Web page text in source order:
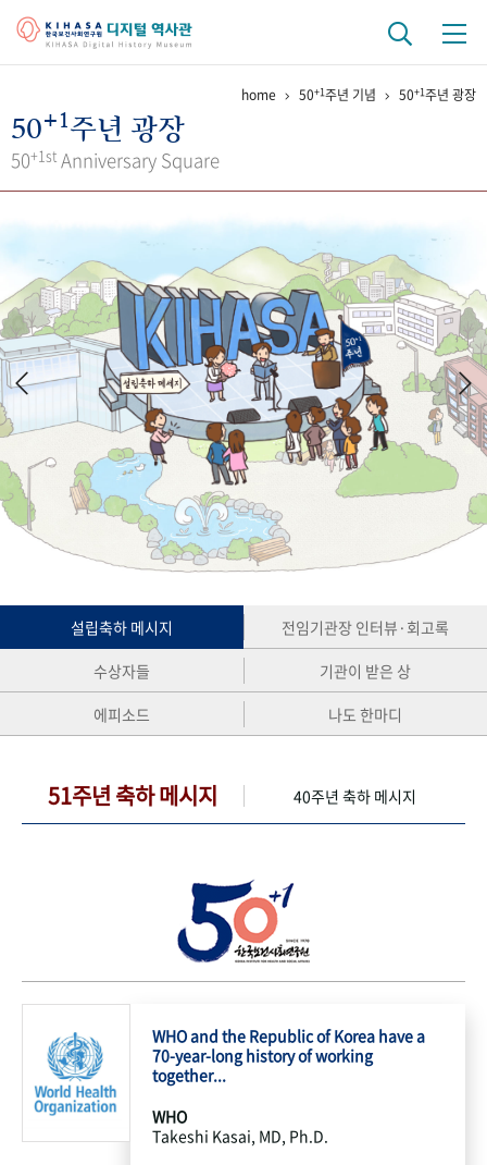
걸어온 길 기관 변천사
키워드로 보는 연구 역사
연구자들
간행물 변천사
기록물 아카이브
사진 아카이브 문서 기록물 행정박물 영상 기록물
50+1 주년 기념
성과 50선 숫자로 보는 50년 50
주년 광장
세계와 함께 한 KIHASA
VR 역사관
home 50+1주년 기념 50+1주년 광장
50+1주년 광장
50+1st Anniversary Square
설립축하 메시지
전임기관장 인터뷰·회고록
수상자들
기관이 받은 상
에피소드
나도 한마디
51주년 축하 메시지 40주년 축하 메시지
WHO and the Republic of Korea have a
70-year-long history of working
together...
WHO
Takeshi Kasai, MD, Ph.D.